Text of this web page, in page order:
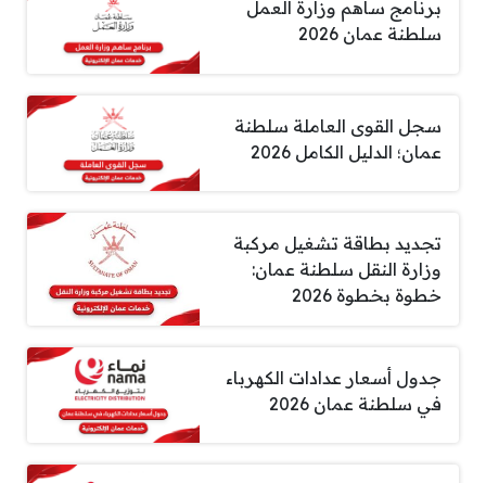
برنامج ساهم وزارة العمل
سلطنة عمان 2026
سجل القوى العاملة سلطنة
عمان؛ الدليل الكامل 2026
تجديد بطاقة تشغيل مركبة
وزارة النقل سلطنة عمان:
خطوة بخطوة 2026
جدول أسعار عدادات الكهرباء
في سلطنة عمان 2026